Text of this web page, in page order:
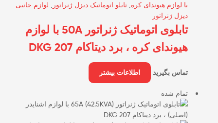
با لوازم هیوندای کره تابلو اتوماتیک دیزل ژنراتور
لوازم جانبی
دیزل ژنراتور
تابلوی اتوماتیک ژنراتور 50A با لوازم
هیوندای کره ، برد دیتاکام DKG 207
تماس بگیرید اطلاعات بیشتر
تمام شده